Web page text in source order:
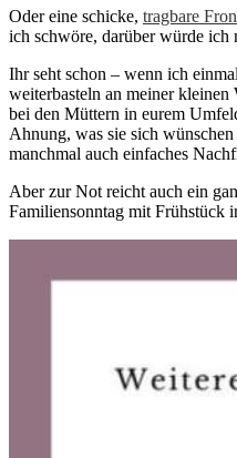
Oder eine schicke, tragbare
ich schwöre, darüber würde
Ihr seht schon – wenn ich
weiterbasteln an meiner kleinen
bei den Müttern in eurem
Ahnung, was sie sich
manchmal auch einfaches
Aber zur Not reicht auch ein
Familiensonntag mit Frühstück